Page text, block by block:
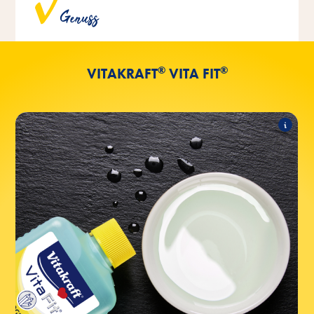
Genuss
von künstlichen Farbstoffen hergestellt.
VITAKRAFT®VITA FIT®
Vita Fit
®
VOGEL-TRANK
®
Folgende Produkte zählen zum Sortiment:
VOGEL-TRANK
®
+ Jod in 500ml
VOGEL-TRANK
®
+ Jod in 1l